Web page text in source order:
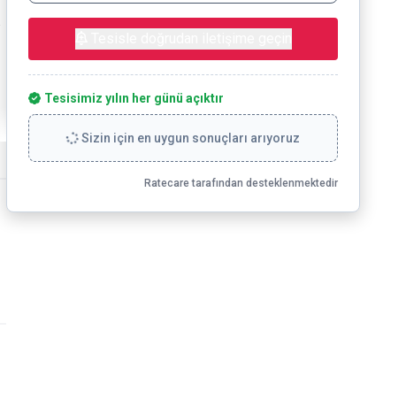
Tesisimiz yılın her günü açıktır
Sizin için en uygun sonuçları arıyoruz
Ratecare tarafından desteklenmektedir